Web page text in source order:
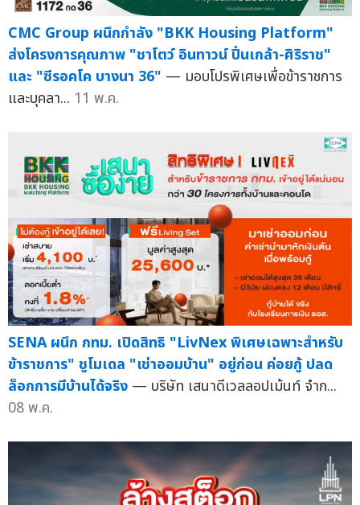
CMC Group ผนึกกำลัง "BKK Housing Platform"
ส่งโครงการคุณภาพ "ชาโตว์ อินทาวน์ ปิ่นเกล้า-ศิริราช"
และ "ซีรอคโค บางนา 36" — มอบโปรพิเศษเพื่อข้าราชการ
และบุคลา... 11 พ.ค.
SENA ผนึก กทม. เปิดสิทธิ "LivNex พิเศษเฉพาะสำหรับ
ข้าราชการ" ชูโมเดล "เช่าออมบ้าน" อยู่ก่อน ค่อยกู้ ปลด
ล็อกการมีบ้านได้จริง — บริษัท เสนาดีเวลลอปเม้นท์ จำก...
08 พ.ค.